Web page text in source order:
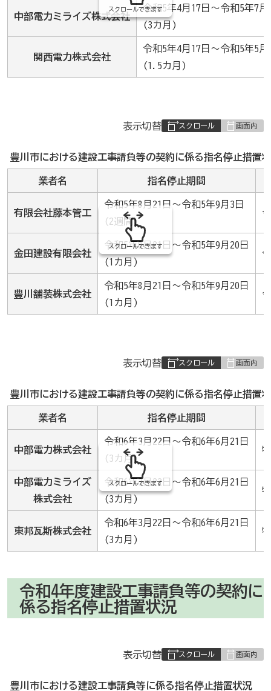
中部電力ミライズ株式会社
令和5年4月17日～令和5年7月
(3カ月)
関西電力株式会社
令和5年4月17日～令和5年5月
(1.5カ月)
スクロールできます
表
み
の
表示切替
豊川市における建設工事請負等の契約に係る指名停止措置
業者名 指名停止期間
有限会社藤本管工
令和5年8月21日～令和5年9月3日
(2週間)
金田建設有限会社
令和5年8月21日～令和5年9月20日
(1カ月)
豊川舗装株式会社
令和5年8月21日～令和5年9月20日
(1カ月)
スクロールできます
表
み
の
表示切替
豊川市における建設工事請負等の契約に係る指名停止措置
業者名 指名停止期間
中部電力株式会社
令和6年3月22日～令和6年6月21日
(3カ月)
中部電力ミライズ
株式会社
令和6年3月22日～令和6年6月21日
(3カ月)
東邦瓦斯株式会社
令和6年3月22日～令和6年6月21日
(3カ月)
スクロールできます
令和4年度建設工事請負等の契約に
係る指名停止措置状況
表
み
表示切替
豊川市における建設工事請負等に係る指名停止措置状況